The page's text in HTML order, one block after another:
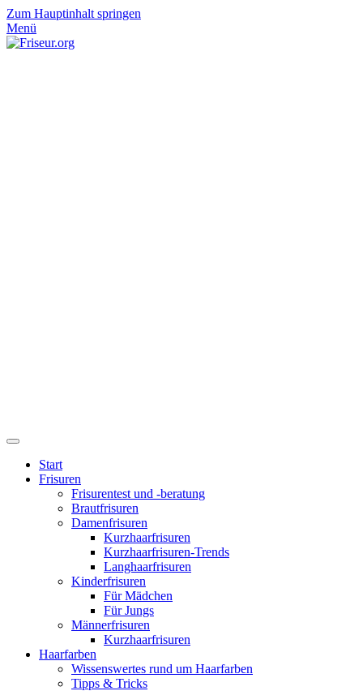
Zum Hauptinhalt springen
Menü
Start
Frisuren
Frisurentest und -beratung
Brautfrisuren
Damenfrisuren
Kurzhaarfrisuren
Kurzhaarfrisuren-Trends
Langhaarfrisuren
Kinderfrisuren
Für Mädchen
Für Jungs
Männerfrisuren
Kurzhaarfrisuren
Haarfarben
Wissenswertes rund um Haarfarben
Tipps & Tricks